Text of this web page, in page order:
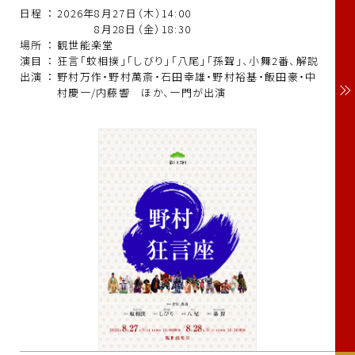
日程 ： 2026年8月27日（木）14:00
8月28日（金）18:30
場所 ： 観世能楽堂
演目
： 狂言「蚊相撲」「しびり」「八尾」「孫聟」、小舞2番、解説
出演 ： 野村万作・野村萬斎・石田幸雄・野村裕基・飯田豪・中
村慶一/内藤響 ほか、一門が出演